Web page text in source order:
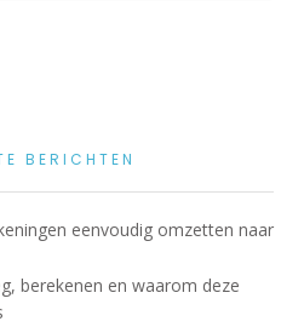
BERICHTEN
eenvoudig omzetten naar
berekenen en waarom deze